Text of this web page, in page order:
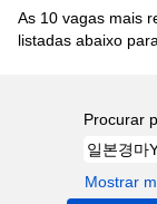
As 10 vagas mais
listadas abaixo
Procurar
Mostrar